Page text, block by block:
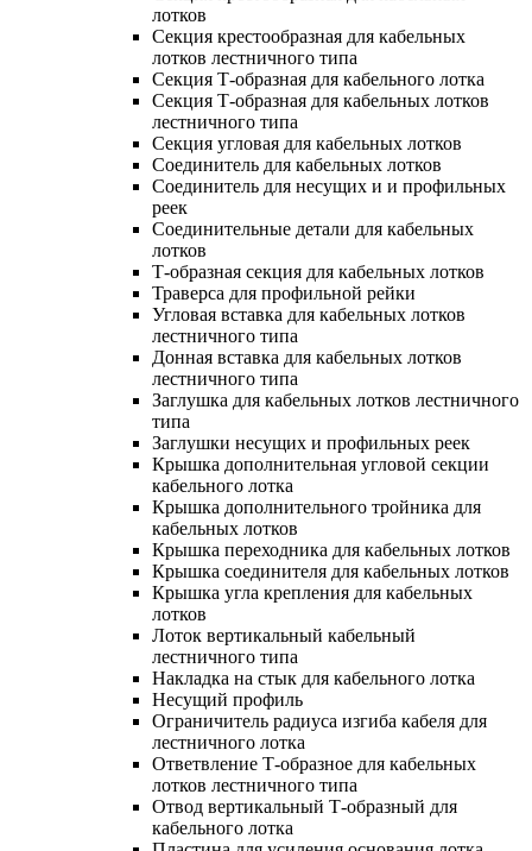
лотков
Секция крестообразная для кабельных
лотков лестничного типа
Секция Т-образная для кабельного лотка
Секция Т-образная для кабельных лотков
лестничного типа
Секция угловая для кабельных лотков
Соединитель для кабельных лотков
Соединитель для несущих и и профильных
реек
Соединительные детали для кабельных
лотков
Т-образная секция для кабельных лотков
Траверса для профильной рейки
Угловая вставка для кабельных лотков
лестничного типа
Донная вставка для кабельных лотков
лестничного типа
Заглушка для кабельных лотков лестничного
типа
Заглушки несущих и профильных реек
Крышка дополнительная угловой секции
кабельного лотка
Крышка дополнительного тройника для
кабельных лотков
Крышка переходника для кабельных лотков
Крышка соединителя для кабельных лотков
Крышка угла крепления для кабельных
лотков
Лоток вертикальный кабельный
лестничного типа
Накладка на стык для кабельного лотка
Несущий профиль
Ограничитель радиуса изгиба кабеля для
лестничного лотка
Ответвление Т-образное для кабельных
лотков лестничного типа
Отвод вертикальный Т-образный для
кабельного лотка